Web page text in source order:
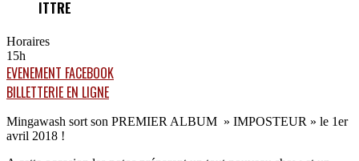
ITTRE
Horaires
15h
EVENEMENT FACEBOOK
BILLETTERIE EN LIGNE
Mingawash sort son PREMIER ALBUM » IMPOSTEUR » le 1er
avril 2018 !